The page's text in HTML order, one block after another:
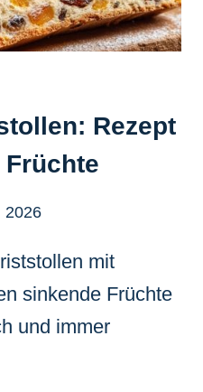
Rezept
2026
mit
sinkende Früchte
und immer